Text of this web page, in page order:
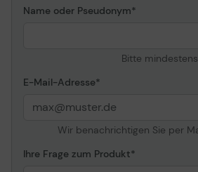
Name oder Pseudonym
Bitte
E-Mail-Adresse
Wir benachrichtigen Sie per
Ihre Frage zum Produkt